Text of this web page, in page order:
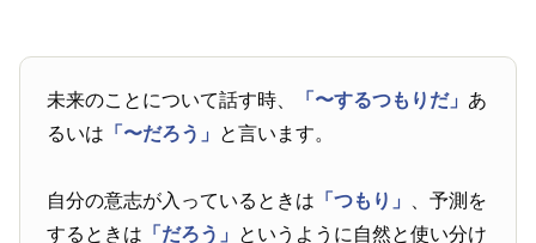
未来のことについて話す時、 「〜するつもりだ」 あ
るいは 「〜だろう」 と言います。
自分の意志が入っているときは 「つもり」 、予測を
するときは 「だろう」 というように自然と使い分け